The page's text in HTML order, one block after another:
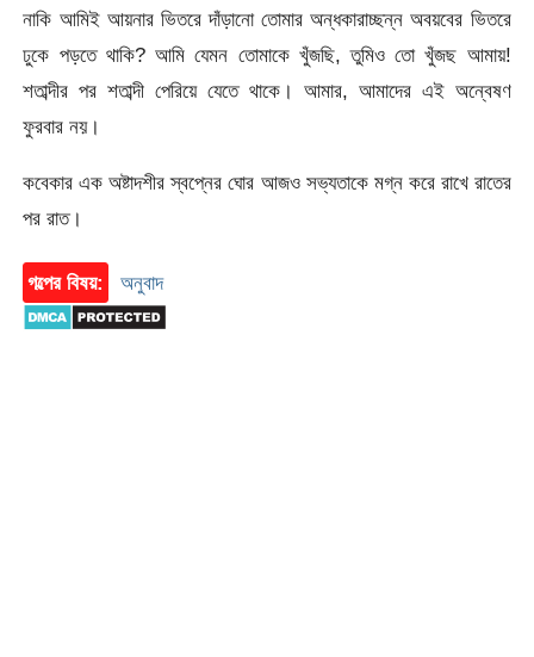
নাকি আমিই আয়নার ভিতরে দাঁড়ানো তোমার অন্ধকারাচ্ছন্ন অবয়বের ভিতরে
ঢুকে পড়তে থাকি? আমি যেমন তোমাকে খুঁজছি, তুমিও তো খুঁজছ আমায়!
শতাব্দীর পর শতাব্দী পেরিয়ে যেতে থাকে। আমার, আমাদের এই অন্বেষণ
ফুরবার নয়।
কবেকার এক অষ্টাদশীর স্বপ্নের ঘোর আজও সভ্যতাকে মগ্ন করে রাখে রাতের
পর রাত।
গল্পের বিষয়: অনুবাদ